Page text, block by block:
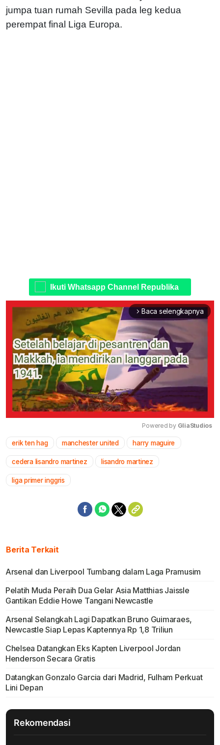
jumpa tuan rumah Sevilla pada leg kedua
perempat final Liga Europa.
Ikuti Whatsapp Channel Republika
arrow_forward_ios Baca selengkapnya
Mute
Powered by GliaStudios
erik ten hag manchester united harry maguire
cedera lisandro martinez lisandro martinez
liga primer inggris
Berita Terkait
Arsenal dan Liverpool Tumbang dalam Laga Pramusim
Pelatih Muda Peraih Dua Gelar Asia Matthias Jaissle
Gantikan Eddie Howe Tangani Newcastle
Arsenal Selangkah Lagi Dapatkan Bruno Guimaraes,
Newcastle Siap Lepas Kaptennya Rp 1,8 Triliun
Chelsea Datangkan Eks Kapten Liverpool Jordan
Henderson Secara Gratis
Datangkan Gonzalo Garcia dari Madrid, Fulham Perkuat
Lini Depan
Rekomendasi